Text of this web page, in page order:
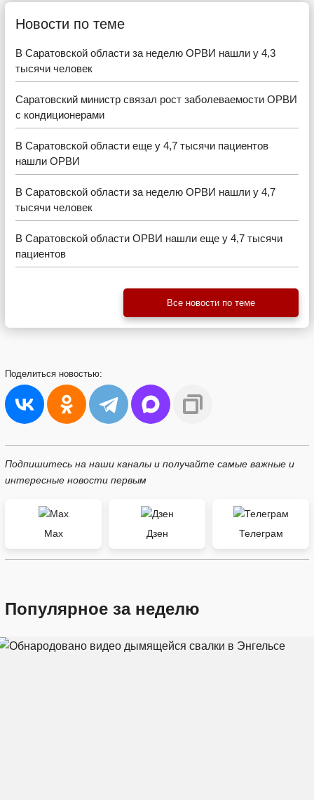
Новости по теме
В Саратовской области за неделю ОРВИ нашли у 4,3
тысячи человек
Саратовский министр связал рост заболеваемости ОРВИ
с кондиционерами
В Саратовской области еще у 4,7 тысячи пациентов
нашли ОРВИ
В Саратовской области за неделю ОРВИ нашли у 4,7
тысячи человек
В Саратовской области ОРВИ нашли еще у 4,7 тысячи
пациентов
Все новости по теме
Поделиться новостью:
Подпишитесь на наши каналы и получайте самые важные и
интересные новости первым
Max Дзен Телеграм
Популярное за неделю